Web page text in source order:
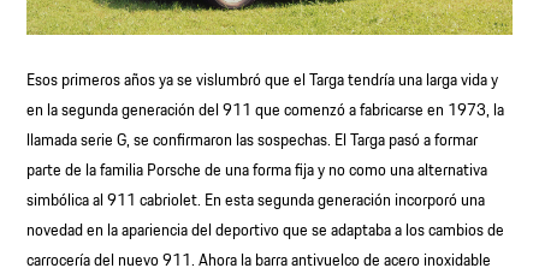
Esos primeros años ya se vislumbró que el Targa tendría una larga vida y
en la segunda generación del 911 que comenzó a fabricarse en 1973, la
llamada serie G, se confirmaron las sospechas. El Targa pasó a formar
parte de la familia Porsche de una forma fija y no como una alternativa
simbólica al 911 cabriolet. En esta segunda generación incorporó una
novedad en la apariencia del deportivo que se adaptaba a los cambios de
carrocería del nuevo 911. Ahora la barra antivuelco de acero inoxidable